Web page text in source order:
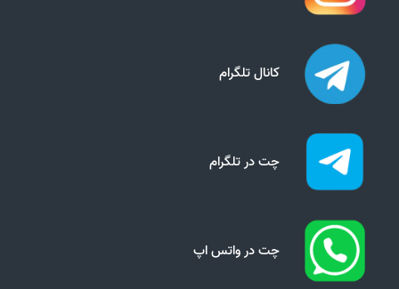
کانال تلگرام
چت در تلگرام
چت در واتس اپ